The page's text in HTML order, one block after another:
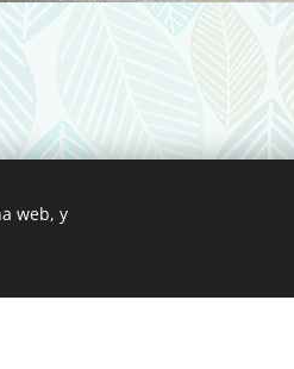
DE CARRERAS POR MONTAÑA
web, y